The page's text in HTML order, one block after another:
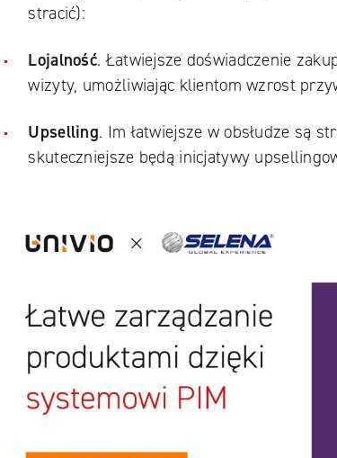
stracić):
Lojalność. Łatwiejsze doświadczenie
wizyty, umożliwiając klientom wzrost
Upselling. Im łatwiejsze w obsłudze są
skuteczniejsze będą inicjatywy